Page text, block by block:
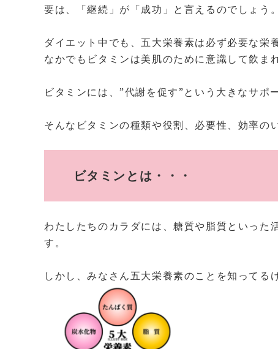
要は、「継続」が「成功」と言えるのでしょう。
ダイエット中でも、五大栄養素は必ず必要な栄養
なかでもビタミンは美肌のために意識して飲ま
ビタミンには、”代謝を促す”という大きなサポ
そんなビタミンの種類や役割、必要性、効率の
ビタミンとは・・・
わたしたちのカラダには、糖質や脂質といった
す。
しかし、みなさん五大栄養素のことを知ってる